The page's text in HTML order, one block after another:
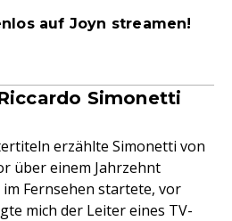
auf Joyn streamen!
Simonetti
erzählte Simonetti von
über einem Jahrzehnt
Fernsehen startete, vor
mich der Leiter eines TV-